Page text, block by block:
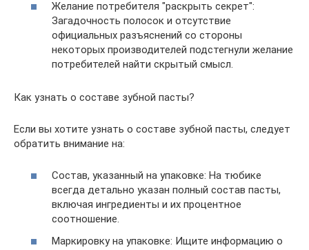
Желание потребителя "раскрыть секрет":
Загадочность полосок и отсутствие
официальных разъяснений со стороны
некоторых производителей подстегнули желание
потребителей найти скрытый смысл.
Как узнать о составе зубной пасты?
Если вы хотите узнать о составе зубной пасты, следует
обратить внимание на:
Состав, указанный на упаковке: На тюбике
всегда детально указан полный состав пасты,
включая ингредиенты и их процентное
соотношение.
Маркировку на упаковке: Ищите информацию о